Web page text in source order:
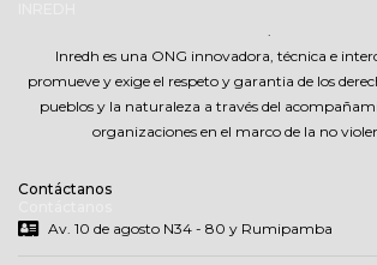
.
Inredh es una ONG innovadora, técnica e
promueve y exige el respeto y garantia de los
pueblos y la naturaleza a través del
organizaciones en el marco de la no
Contáctanos
Av. 10 de agosto N34 - 80 y Rumipamba